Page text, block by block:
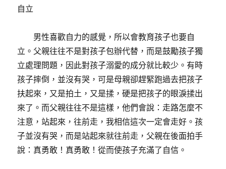
自立
男性喜歡自力的感覺，所以會教育孩子也要自
立。父親往往不是對孩子包辦代替，而是鼓勵孩子獨
立處理問題，因此對孩子溺愛的成分就比較少。有時
孩子摔倒，並沒有哭，可是母親卻趕緊跑過去把孩子
扶起來，又是拍土，又是揉，硬是把孩子的眼淚揉出
來了。而父親往往不是這樣，他們會說：走路怎麼不
注意，站起來，往前走，我相信這次一定會走好。孩
子並沒有哭，而是站起來就往前走，父親在後面拍手
說：真勇敢！真勇敢！從而使孩子充滿了自信。